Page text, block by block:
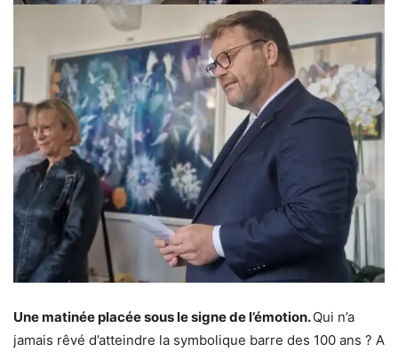
Une matinée placée sous le signe de l’émotion.Qui n’a
jamais rêvé d’atteindre la symbolique barre des 100 ans ? A